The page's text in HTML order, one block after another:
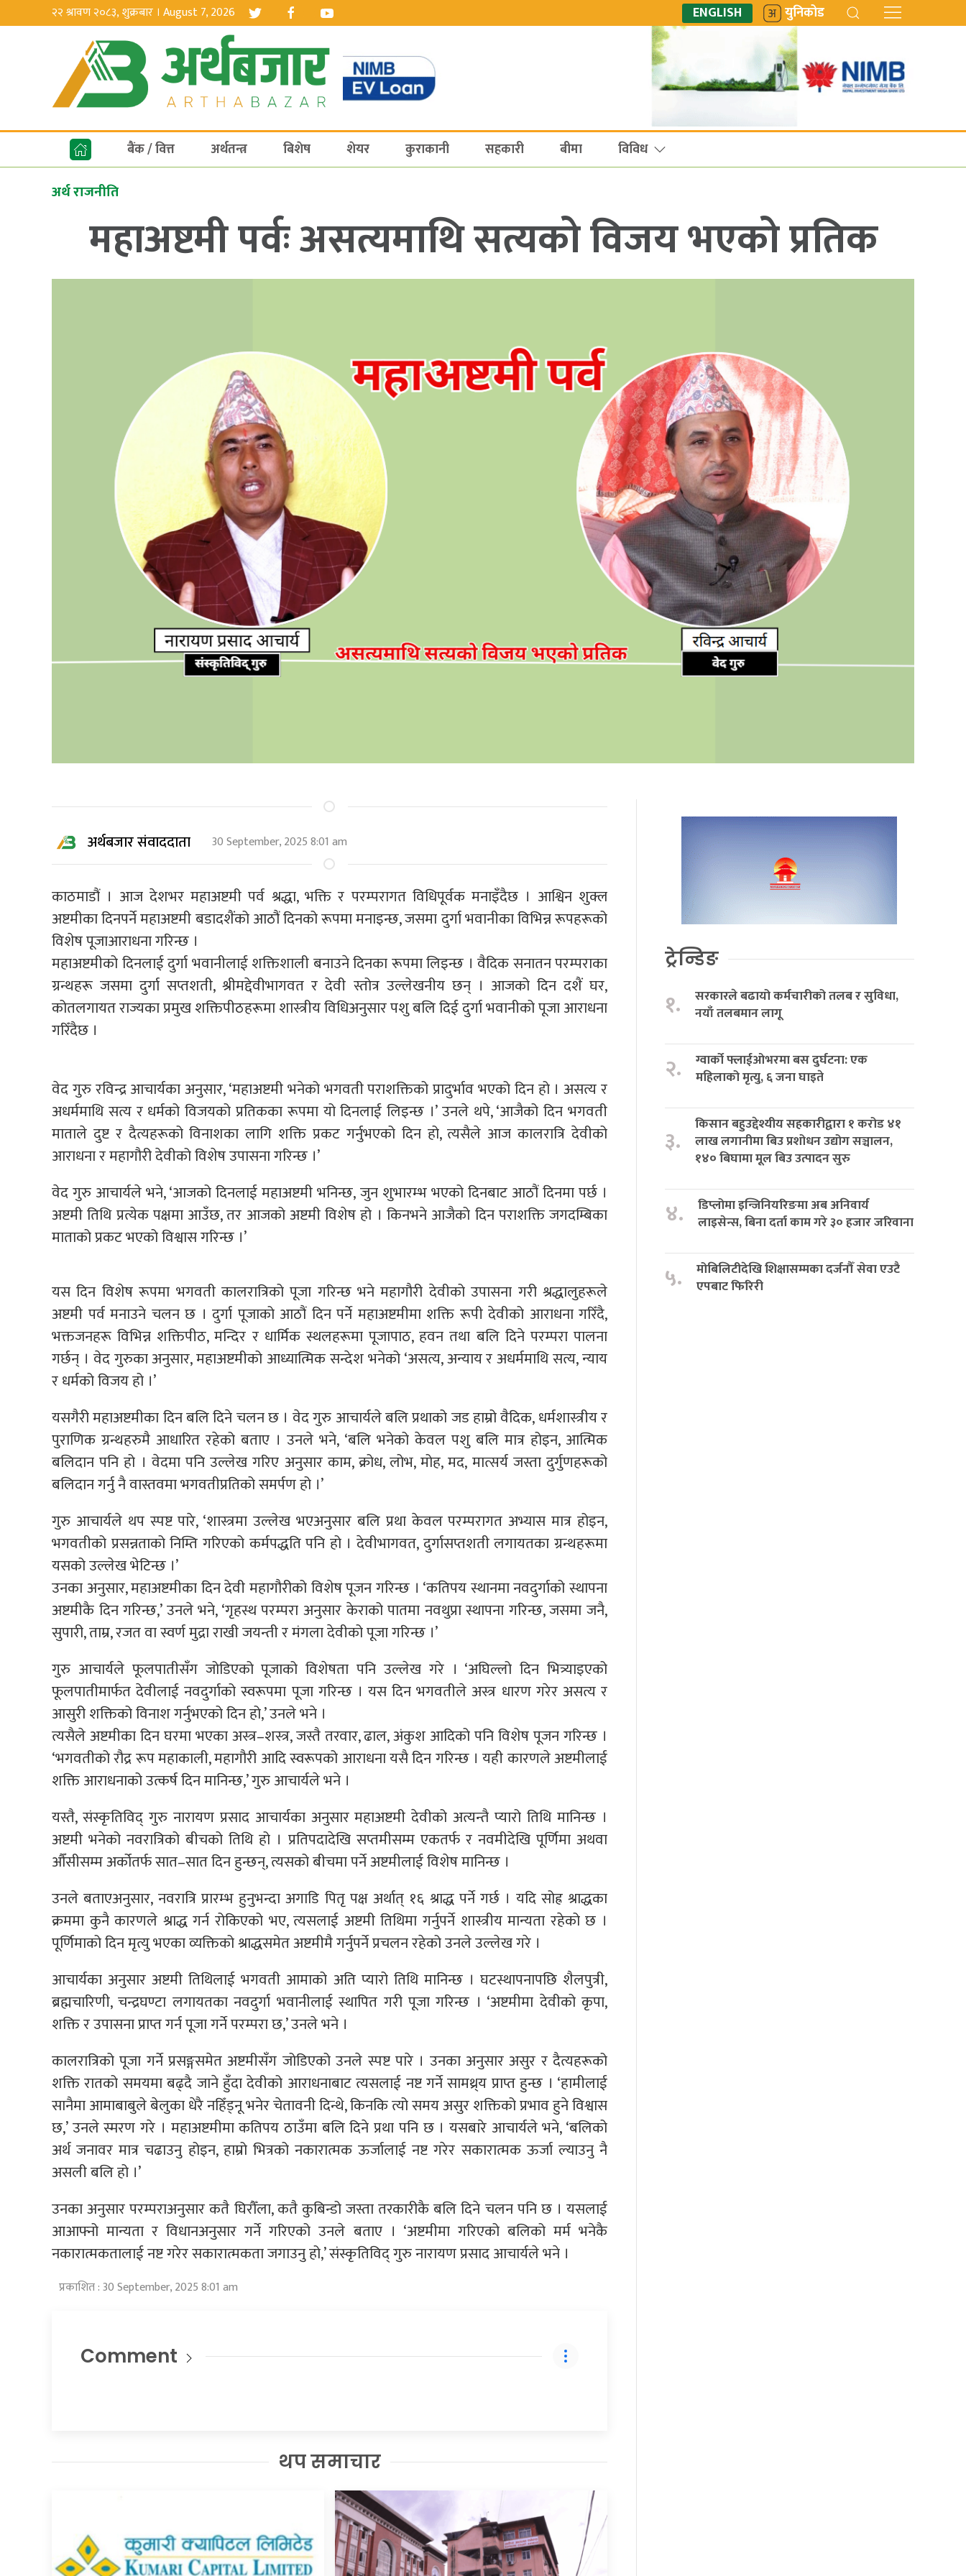
२२ श्रावण २०८३, शुक्रबार । August 7, 2026 ENGLISH युनिकोड
बैंक / वित्त अर्थतन्त्र बिशेष शेयर कुराकानी सहकारी बीमा विविध
अर्थ राजनीति
महाअष्टमी पर्वः असत्यमाथि सत्यको विजय भएको प्रतिक
अर्थबजार संवाददाता 30 September, 2025 8:01 am
काठमाडौं । आज देशभर महाअष्टमी पर्व श्रद्धा, भक्ति र परम्परागत विधिपूर्वक मनाइँदैछ । आश्विन शुक्ल
अष्टमीका दिनपर्ने महाअष्टमी बडादशैंको आठौं दिनको रूपमा मनाइन्छ, जसमा दुर्गा भवानीका विभिन्न रूपहरूको
विशेष पूजाआराधना गरिन्छ ।
महाअष्टमीको दिनलाई दुर्गा भवानीलाई शक्तिशाली बनाउने दिनका रूपमा लिइन्छ । वैदिक सनातन परम्पराका
ग्रन्थहरू जसमा दुर्गा सप्तशती, श्रीमद्देवीभागवत र देवी स्तोत्र उल्लेखनीय छन् । आजको दिन दशैं घर,
कोतलगायत राज्यका प्रमुख शक्तिपीठहरूमा शास्त्रीय विधिअनुसार पशु बलि दिई दुर्गा भवानीको पूजा आराधना
गरिँदैछ ।
वेद गुरु रविन्द्र आचार्यका अनुसार, ‘महाअष्टमी भनेको भगवती पराशक्तिको प्रादुर्भाव भएको दिन हो । असत्य र
अधर्ममाथि सत्य र धर्मको विजयको प्रतिकका रूपमा यो दिनलाई लिइन्छ ।’ उनले थपे, ‘आजैको दिन भगवती
माताले दुष्ट र दैत्यहरूको विनाशका लागि शक्ति प्रकट गर्नुभएको दिन हो, त्यसैले आज कालरात्रि देवीको
आराधना र महागौरी देवीको विशेष उपासना गरिन्छ ।’
वेद गुरु आचार्यले भने, ‘आजको दिनलाई महाअष्टमी भनिन्छ, जुन शुभारम्भ भएको दिनबाट आठौं दिनमा पर्छ ।
अष्टमी तिथि प्रत्येक पक्षमा आउँछ, तर आजको अष्टमी विशेष हो । किनभने आजैको दिन पराशक्ति जगदम्बिका
माताको प्रकट भएको विश्वास गरिन्छ ।’
यस दिन विशेष रूपमा भगवती कालरात्रिको पूजा गरिन्छ भने महागौरी देवीको उपासना गरी श्रद्धालुहरूले
अष्टमी पर्व मनाउने चलन छ । दुर्गा पूजाको आठौं दिन पर्ने महाअष्टमीमा शक्ति रूपी देवीको आराधना गरिँदै,
भक्तजनहरू विभिन्न शक्तिपीठ, मन्दिर र धार्मिक स्थलहरूमा पूजापाठ, हवन तथा बलि दिने परम्परा पालना
गर्छन् । वेद गुरुका अनुसार, महाअष्टमीको आध्यात्मिक सन्देश भनेको ‘असत्य, अन्याय र अधर्ममाथि सत्य, न्याय
र धर्मको विजय हो ।’
यसगैरी महाअष्टमीका दिन बलि दिने चलन छ । वेद गुरु आचार्यले बलि प्रथाको जड हाम्रो वैदिक, धर्मशास्त्रीय र
पुराणिक ग्रन्थहरुमै आधारित रहेको बताए । उनले भने, ‘बलि भनेको केवल पशु बलि मात्र होइन, आत्मिक
बलिदान पनि हो । वेदमा पनि उल्लेख गरिए अनुसार काम, क्रोध, लोभ, मोह, मद, मात्सर्य जस्ता दुर्गुणहरूको
बलिदान गर्नु नै वास्तवमा भगवतीप्रतिको समर्पण हो ।’
गुरु आचार्यले थप स्पष्ट पारे, ‘शास्त्रमा उल्लेख भएअनुसार बलि प्रथा केवल परम्परागत अभ्यास मात्र होइन,
भगवतीको प्रसन्नताको निम्ति गरिएको कर्मपद्धति पनि हो । देवीभागवत, दुर्गासप्तशती लगायतका ग्रन्थहरूमा
यसको उल्लेख भेटिन्छ ।’
उनका अनुसार, महाअष्टमीका दिन देवी महागौरीको विशेष पूजन गरिन्छ । ‘कतिपय स्थानमा नवदुर्गाको स्थापना
अष्टमीकै दिन गरिन्छ,’ उनले भने, ‘गृहस्थ परम्परा अनुसार केराको पातमा नवथुप्रा स्थापना गरिन्छ, जसमा जनै,
सुपारी, ताम्र, रजत वा स्वर्ण मुद्रा राखी जयन्ती र मंगला देवीको पूजा गरिन्छ ।’
गुरु आचार्यले फूलपातीसँग जोडिएको पूजाको विशेषता पनि उल्लेख गरे । ‘अघिल्लो दिन भित्र्याइएको
फूलपातीमार्फत देवीलाई नवदुर्गाको स्वरूपमा पूजा गरिन्छ । यस दिन भगवतीले अस्त्र धारण गरेर असत्य र
आसुरी शक्तिको विनाश गर्नुभएको दिन हो,’ उनले भने ।
त्यसैले अष्टमीका दिन घरमा भएका अस्त्र–शस्त्र, जस्तै तरवार, ढाल, अंकुश आदिको पनि विशेष पूजन गरिन्छ ।
‘भगवतीको रौद्र रूप महाकाली, महागौरी आदि स्वरूपको आराधना यसै दिन गरिन्छ । यही कारणले अष्टमीलाई
शक्ति आराधनाको उत्कर्ष दिन मानिन्छ,’ गुरु आचार्यले भने ।
यस्तै, संस्कृतिविद् गुरु नारायण प्रसाद आचार्यका अनुसार महाअष्टमी देवीको अत्यन्तै प्यारो तिथि मानिन्छ ।
अष्टमी भनेको नवरात्रिको बीचको तिथि हो । प्रतिपदादेखि सप्तमीसम्म एकतर्फ र नवमीदेखि पूर्णिमा अथवा
औँसीसम्म अर्कोतर्फ सात–सात दिन हुन्छन्, त्यसको बीचमा पर्ने अष्टमीलाई विशेष मानिन्छ ।
उनले बताएअनुसार, नवरात्रि प्रारम्भ हुनुभन्दा अगाडि पितृ पक्ष अर्थात् १६ श्राद्ध पर्ने गर्छ । यदि सोह्र श्राद्धका
क्रममा कुनै कारणले श्राद्ध गर्न रोकिएको भए, त्यसलाई अष्टमी तिथिमा गर्नुपर्ने शास्त्रीय मान्यता रहेको छ ।
पूर्णिमाको दिन मृत्यु भएका व्यक्तिको श्राद्धसमेत अष्टमीमै गर्नुपर्ने प्रचलन रहेको उनले उल्लेख गरे ।
आचार्यका अनुसार अष्टमी तिथिलाई भगवती आमाको अति प्यारो तिथि मानिन्छ । घटस्थापनापछि शैलपुत्री,
ब्रह्मचारिणी, चन्द्रघण्टा लगायतका नवदुर्गा भवानीलाई स्थापित गरी पूजा गरिन्छ । ‘अष्टमीमा देवीको कृपा,
शक्ति र उपासना प्राप्त गर्न पूजा गर्ने परम्परा छ,’ उनले भने ।
कालरात्रिको पूजा गर्ने प्रसङ्गसमेत अष्टमीसँग जोडिएको उनले स्पष्ट पारे । उनका अनुसार असुर र दैत्यहरूको
शक्ति रातको समयमा बढ्दै जाने हुँदा देवीको आराधनाबाट त्यसलाई नष्ट गर्ने सामथ्र्य प्राप्त हुन्छ । ‘हामीलाई
सानैमा आमाबाबुले बेलुका धेरै नहिँड्नू भनेर चेतावनी दिन्थे, किनकि त्यो समय असुर शक्तिको प्रभाव हुने विश्वास
छ,’ उनले स्मरण गरे । महाअष्टमीमा कतिपय ठाउँमा बलि दिने प्रथा पनि छ । यसबारे आचार्यले भने, ‘बलिको
अर्थ जनावर मात्र चढाउनु होइन, हाम्रो भित्रको नकारात्मक ऊर्जालाई नष्ट गरेर सकारात्मक ऊर्जा ल्याउनु नै
असली बलि हो ।’
उनका अनुसार परम्पराअनुसार कतै घिरौँला, कतै कुबिन्डो जस्ता तरकारीकै बलि दिने चलन पनि छ । यसलाई
आआफ्नो मान्यता र विधानअनुसार गर्ने गरिएको उनले बताए । ‘अष्टमीमा गरिएको बलिको मर्म भनेकै
नकारात्मकतालाई नष्ट गरेर सकारात्मकता जगाउनु हो,’ संस्कृतिविद् गुरु नारायण प्रसाद आचार्यले भने ।
प्रकाशित : 30 September, 2025 8:01 am
Comment
थप समाचार
ट्रेन्डिङ
१.
सरकारले बढायो कर्मचारीको तलब र सुविधा,
नयाँ तलबमान लागू
२.
ग्वार्को फ्लाईओभरमा बस दुर्घटना: एक
महिलाको मृत्यु, ६ जना घाइते
३.
किसान बहुउद्देश्यीय सहकारीद्वारा १ करोड ४१
लाख लगानीमा बिउ प्रशोधन उद्योग सञ्चालन,
१४० बिघामा मूल बिउ उत्पादन सुरु
४.
डिप्लोमा इन्जिनियरिङमा अब अनिवार्य
लाइसेन्स, बिना दर्ता काम गरे ३० हजार जरिवाना
५.
मोबिलिटीदेखि शिक्षासम्मका दर्जनौँ सेवा एउटै
एपबाट फिरिरी